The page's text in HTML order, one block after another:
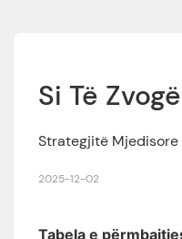
Si Të
Strategjitë
2025-12-02
Tabela e